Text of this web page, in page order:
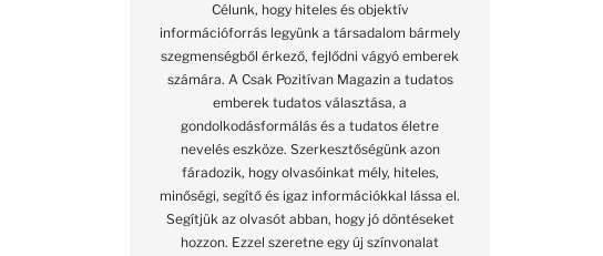
Célunk, hogy hiteles és objektív
információforrás legyünk a társadalom bármely
szegmenségből érkező, fejlődni vágyó emberek
számára. A Csak Pozitívan Magazin a tudatos
emberek tudatos választása, a
gondolkodásformálás és a tudatos életre
nevelés eszköze. Szerkesztőségünk azon
fáradozik, hogy olvasóinkat mély, hiteles,
minőségi, segítő és igaz információkkal lássa el.
Segítjük az olvasót abban, hogy jó döntéseket
hozzon. Ezzel szeretne egy új színvonalat